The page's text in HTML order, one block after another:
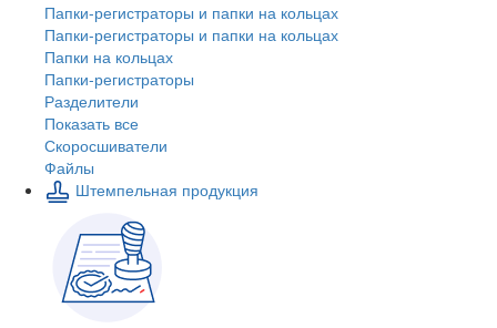
Папки-регистраторы и папки на кольцах
Папки-регистраторы и папки на кольцах
Папки на кольцах
Папки-регистраторы
Разделители
Показать все
Скоросшиватели
Файлы
Штемпельная продукция